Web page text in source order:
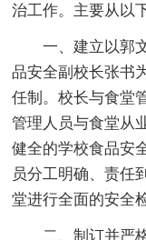
治工作。主要从以
一、建立以郭文
品安全副校长张书
任制。校长与食堂
管理人员与食堂从
健全的学校食品安
员分工明确、责任
堂进行全面的安全
二、制订并严格